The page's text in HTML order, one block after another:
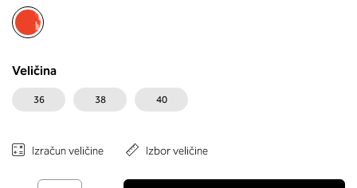
Veličina
36 38 40
Izračun veličine Izbor veličine